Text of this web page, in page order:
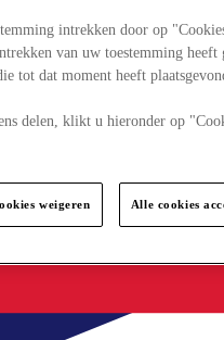
intrekken door op
van uw toestemming heeft
tot dat moment heeft
delen, klikt u hieronder op
weigeren Alle cookies